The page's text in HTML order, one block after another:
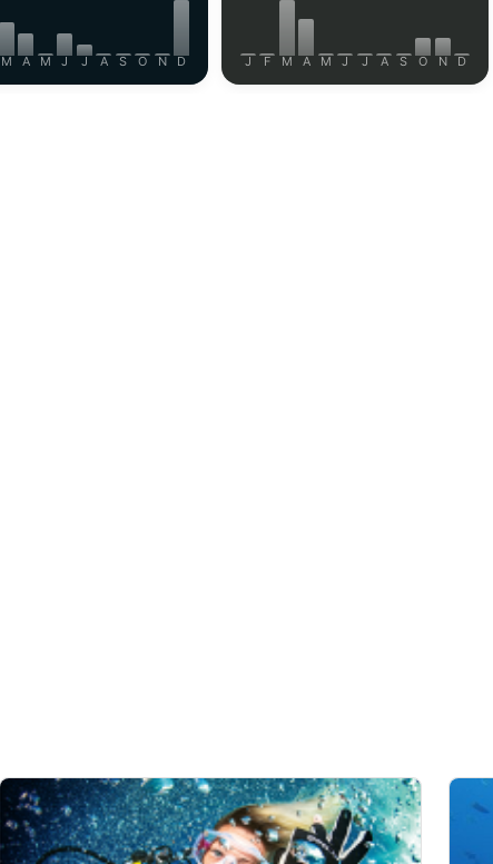
M A M J J A S O N D J F M A M J J A S O N D